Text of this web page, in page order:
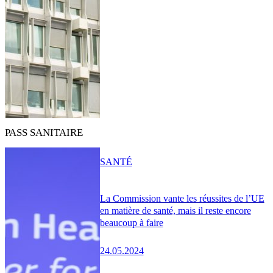
PASS SANITAIRE
La Commission vante les réussites de l’UE
en matière de santé, mais il reste encore
beaucoup à faire
24.05.2024
SANTÉ